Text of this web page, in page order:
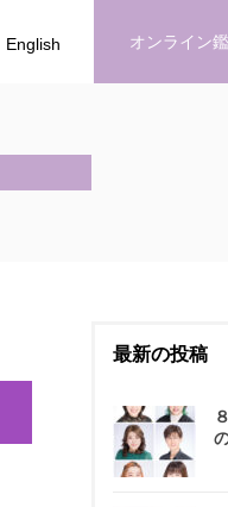
English オンライン
最新の投稿